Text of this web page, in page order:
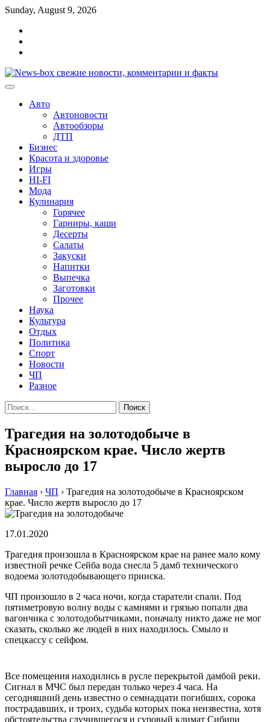
Перейти
содержимому
Sunday, August 9, 2026
Авто
Автоновости
Автообзоры
ДТП
Бизнес
Красота и здоровье
Игры
HI-FI
Мода
Кулинария
Горячее
Гарниры, каши
Десерты
Салаты
Закуски
Напитки
Выпечка
Заготовки
Прочее
Наука
Культура
Отдых
Политика
Спорт
Новости
ЧП
Разное
Найти:
Трагедия на золотодобыче в
Красноярском крае. Число жертв
выросло до 17
Главная › ЧП › Трагедия на золотодобыче в Красноярском
крае. Число жертв выросло до 17
17.01.2020
Трагедия произошла в Красноярском крае на ранее мало кому
известной речке Сейба вода снесла 5 дамб технического
водоема золотодобывающего прииска.
ЧП произошло в 2 часа ночи, когда старатели спали. Под
пятиметровую волну воды с камнями и грязью попали два
вагончика с золотодобытчиками, поначалу никто даже не мог
сказать, сколько же людей в них находилось. Смыло и
спецкассу с сейфом.
Все помещения находились в русле перекрытой дамбой реки.
Сигнал в МЧС был передан только через 4 часа. На
сегодняшний день известно о семнадцати погибших, сорока
пострадавших, и троих, судьба которых пока неизвестна, хотя
обстоятельства случившегося и суровый климат Сибири